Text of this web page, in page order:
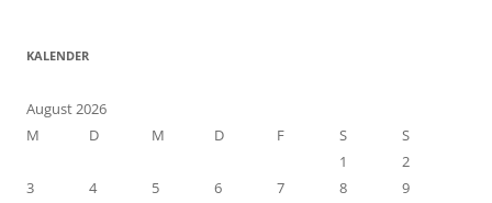
KALENDER
August 2026
M
D M D F S
S
1
2
3
4 5 6 7 8
9